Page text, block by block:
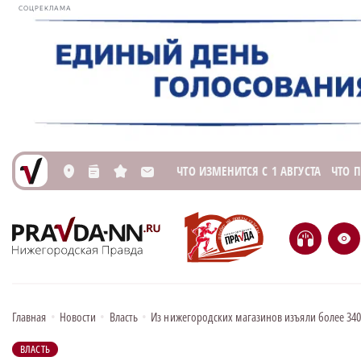
СОЦРЕКЛАМА
L n s M ЧТО ИЗМЕНИТСЯ С 1 АВГУСТА ЧТО
H e
Главная • Новости • Власть • Из нижегородских магазинов изъяли более
ВЛАСТЬ